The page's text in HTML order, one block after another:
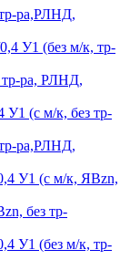
ра,РЛНД,
ра, РЛНД,
ра,РЛНД,
без тр-